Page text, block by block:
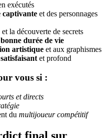
exécutés
captivante et des personnages
et la découverte de secrets
bonne durée de vie
artistique et aux graphismes
et profond
vous si :
et directs
du multijoueur compétitif
final sur